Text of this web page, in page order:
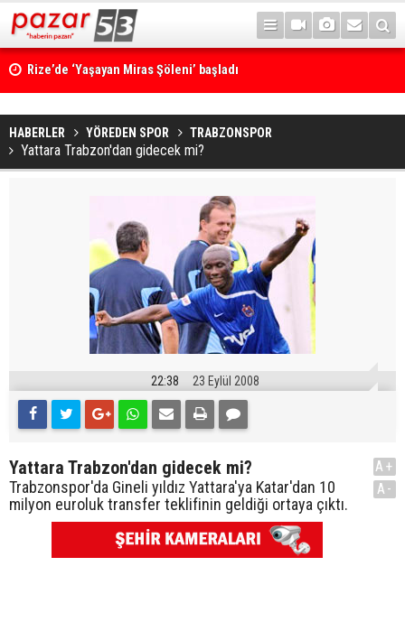
Rize’de ‘Yaşayan Miras Şöleni’ başladı
HABERLER YÖREDEN SPOR TRABZONSPOR
Yattara Trabzon'dan gidecek mi?
22:38 23 Eylül 2008
Yattara Trabzon'dan gidecek mi?
Trabzonspor'da Gineli yıldız Yattara'ya Katar'dan 10
milyon euroluk transfer teklifinin geldiği ortaya çıktı.
A+
A-